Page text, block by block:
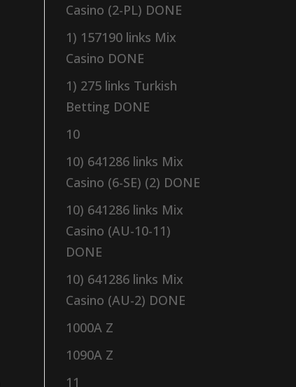
Casino (2-PL) DONE
1) 157190 links Mix
Casino DONE
1) 275 links Turkish
Betting DONE
10
10) 641286 links Mix
Casino (6-SE) (2) DONE
10) 641286 links Mix
Casino (AU-10-11)
DONE
10) 641286 links Mix
Casino (AU-2) DONE
1000A Z
1090A Z
11